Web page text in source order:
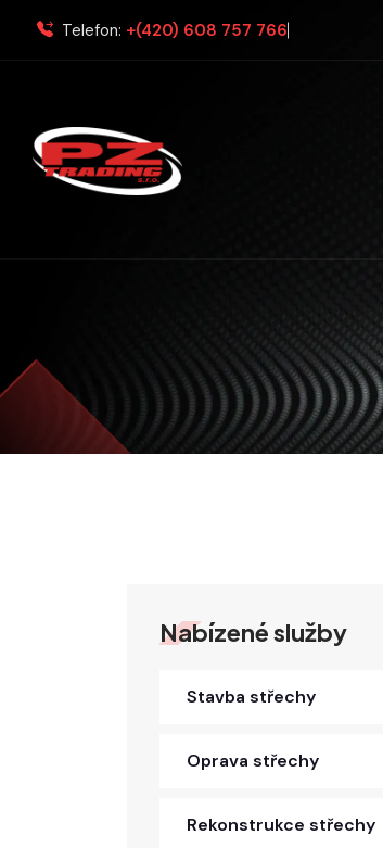
Telefon: +(420) 608 757 766
Nabízené služby
Stavba střechy
Oprava střechy
Rekonstrukce střechy